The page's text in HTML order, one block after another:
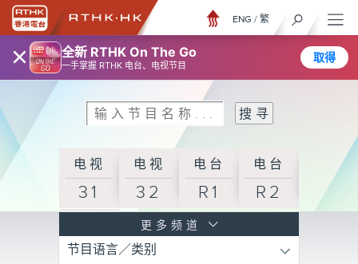
× 全新 RTHK On The Go
一手掌握 RTHK 电台、电视节目
取得
ENG / 繁
电视
31
电视
32
电台
R1
电台
R2
R3
更多频道
节目语言／类别